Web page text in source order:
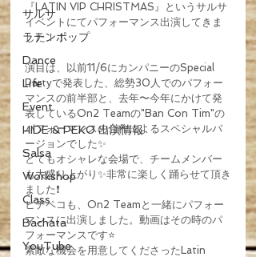
サルサ
ラテンポップ
Dance
Life
Event
HIDE & PEKO 出演情報
Salsa
Workshop
Class
Bachata
YouTube
『LATIN VIP CHRISTMAS』というサルサ
イベントにてパフォーマンス出演してきま
した！！
演目は、以前11/6にカンパニーのSpecial
Partyで発表した、総勢30人でのパフォー
マンスの前半部と、去年〜今年にかけて発
表しているOn2 Teamの"Ban Con Tim"の
パフォーマンスの合作によるスペシャルバ
ージョンでした✨
とてもオシャレな会場で、チームメンバー
も大盛り上がり✨非常に楽しく踊らせて頂き
ました❗️
ヒデペコも、On2 Teamと一緒にパフォー
マンスに出演しました。動画はその時のパ
フォーマンスです⭐️
素敵な機会を用意してくださったLatin